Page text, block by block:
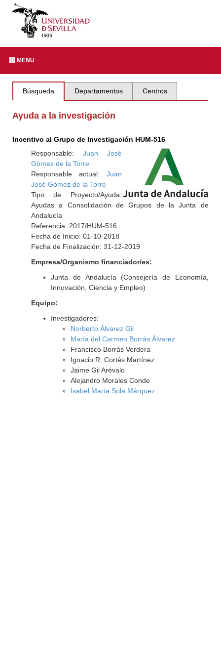
MENU
Búsqueda Departamentos Centros
Ayuda a la investigación
Incentivo al Grupo de Investigación HUM-516
Responsable: Juan José
Gómez de la Torre
Responsable actual: Juan
José Gómez de la Torre
Tipo de Proyecto/Ayuda:
Ayudas a Consolidación de Grupos de la Junta de
Andalucía
Referencia: 2017/HUM-516
Fecha de Inicio: 01-10-2018
Fecha de Finalización: 31-12-2019
Empresa/Organismo financiador/es:
Junta de Andalucía (Consejería de Economía,
Innovación, Ciencia y Empleo)
Equipo:
Investigadores:
Norberto Álvarez Gil
María del Carmen Borrás Álvarez
Francisco Borrás Verdera
Ignacio R. Cortés Martínez
Jaime Gil Arévalo
Alejandro Morales Conde
Isabel María Sola Márquez